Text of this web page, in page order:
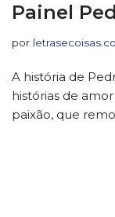
Painel
por
A história de
histórias de
paixão, que